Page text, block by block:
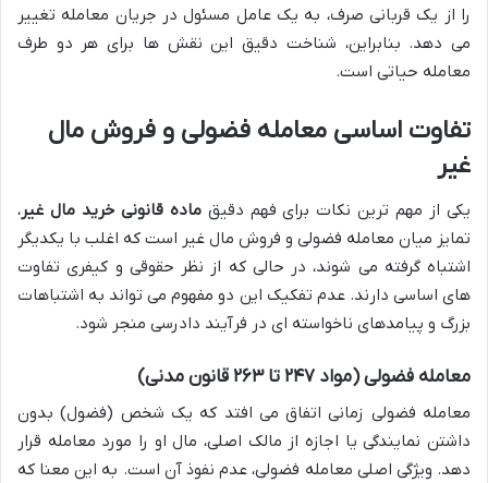
را از یک قربانی صرف، به یک عامل مسئول در جریان معامله تغییر
می دهد. بنابراین، شناخت دقیق این نقش ها برای هر دو طرف
معامله حیاتی است.
تفاوت اساسی معامله فضولی و فروش مال
غیر
یکی از مهم ترین نکات برای فهم دقیقماده قانونی خرید مال غیر،
تمایز میان معامله فضولی و فروش مال غیر است که اغلب با یکدیگر
اشتباه گرفته می شوند، در حالی که از نظر حقوقی و کیفری تفاوت
های اساسی دارند. عدم تفکیک این دو مفهوم می تواند به اشتباهات
بزرگ و پیامدهای ناخواسته ای در فرآیند دادرسی منجر شود.
معامله فضولی (مواد ۲۴۷ تا ۲۶۳ قانون مدنی)
معامله فضولی زمانی اتفاق می افتد که یک شخص (فضول) بدون
داشتن نمایندگی یا اجازه از مالک اصلی، مال او را مورد معامله قرار
دهد. ویژگی اصلی معامله فضولی، عدم نفوذ آن است. به این معنا که